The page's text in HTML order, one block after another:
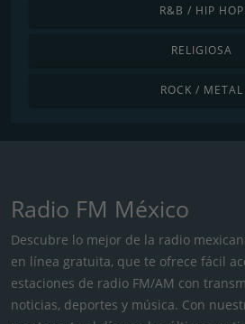
R&B / HIP HOP
RELIGIOSA
ROCK / METAL
Radio FM México
Descubre lo mejor de la radio
en línea gratuita, que te ofrece fácil
estaciones de radio FM/AM con
noticias, deportes y música. Con